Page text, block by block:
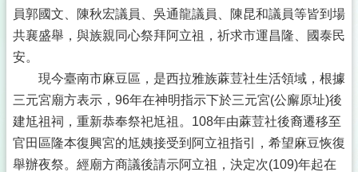
員郭國文、陳秋宏議員、吳通龍議員、陳昆和議員等皆到場
共襄盛舉，與族親同心祭拜阿立祖，祈求市運昌隆、國泰民
安。
現今臺南市麻豆區，是西拉雅族蔴荳社生活領域，根據
三元宮廟方表示，96年在神明指示下於三元宮(公廨原址)後
建尪祖祠，重新恭奉祭祀尪祖。108年由蔴荳社後裔遷移至
官田區隆本復興宮的尪姨接受到阿立祖指引，希望麻豆恢復
舉辦夜祭。經廟方商議後請示阿立祖，決定次(109)年起在